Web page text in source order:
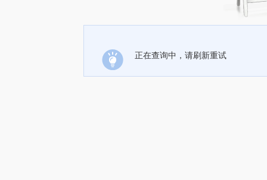
正在查询中，请刷新重试